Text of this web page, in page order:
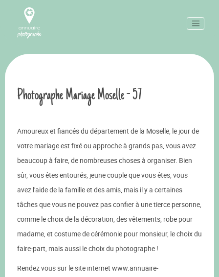
Photographe Mariage Moselle - 57
Amoureux et fiancés du département de la Moselle, le jour de
votre mariage est fixé ou approche à grands pas, vous avez
beaucoup à faire, de nombreuses choses à organiser. Bien
sûr, vous êtes entourés, jeune couple que vous êtes, vous
avez l'aide de la famille et des amis, mais il y a certaines
tâches que vous ne pouvez pas confier à une tierce personne,
comme le choix de la décoration, des vêtements, robe pour
madame, et costume de cérémonie pour monsieur, le choix du
faire-part, mais aussi le choix du photographe !
Rendez vous sur le site internet www.annuaire-